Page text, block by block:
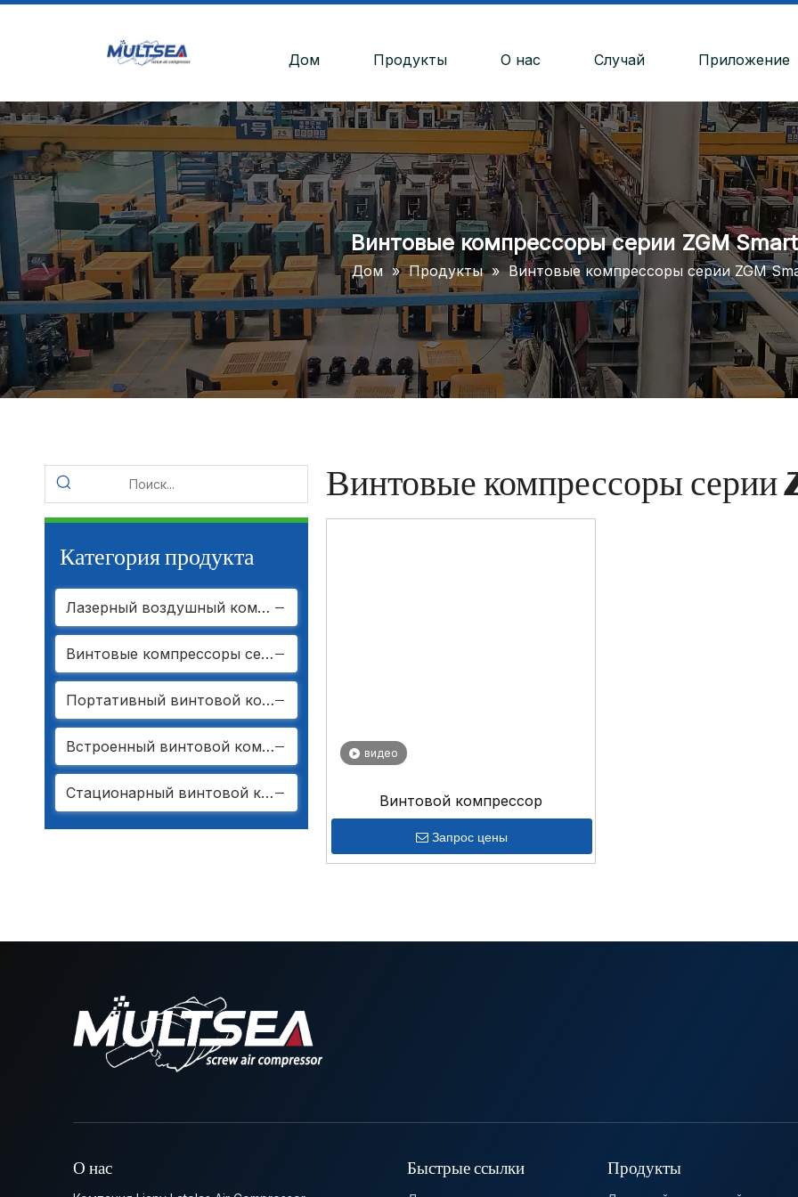
Дом Продукты О нас Случай Приложение
Винтовые компрессоры серии ZGM
Дом » Продукты » Винтовые компрессоры серии ZGM
Категория продукта
Лазерный воздушный компрессор
Винтовые компрессоры серии ZGM Smart Star
Портативный винтовой компрессор
Встроенный винтовой компрессор
Стационарный винтовой компрессор
Винтовые компрессоры
видео
Винтовой компрессор
Запрос цены
О нас Быстрые ссылки Продукты